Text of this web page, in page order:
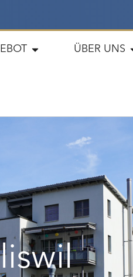
ÜBER UNS